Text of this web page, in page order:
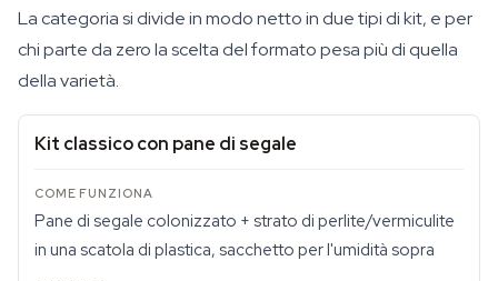
La categoria si divide in modo netto in due tipi di kit, e per
chi parte da zero la scelta del formato pesa più di quella
della varietà.
Kit classico con pane di segale
Pane di segale colonizzato + strato di perlite/vermiculite
in una scatola di plastica, sacchetto per l'umidità sopra